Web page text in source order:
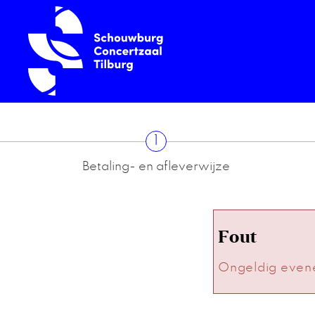
Betaling- en afleverwijze
Fout
Ongeldig